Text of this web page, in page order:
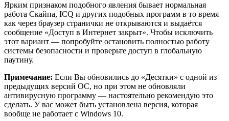
Ярким признаком подобного явления бывает нормальная
работа Скайпа, ICQ и других подобных программ в то время
как через браузер странички не открываются и выдаётся
сообщение «Доступ в Интернет закрыт». Чтобы исключить
этот вариант — попробуйте остановить полностью работу
системы безопасности и проверьте доступ в глобальную
паутину.
Примечание: Если Вы обновились до «Десятки» с одной из
предыдущих версий ОС, но при этом не обновляли
антивирусную программу — настоятельно рекомендую это
сделать. У вас может быть установлена версия, которая
вообще не работает с Windows 10.